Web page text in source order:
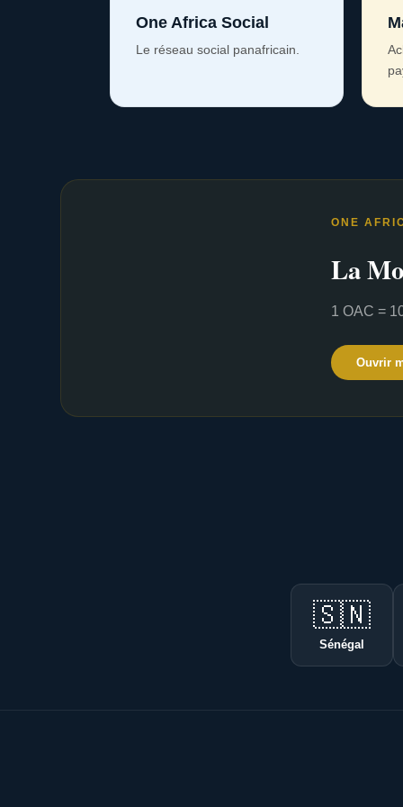
One Africa Social
Le réseau social panafricain.
ONE
La
1 OAC =
Ouvrir
🇸🇳
Sénégal